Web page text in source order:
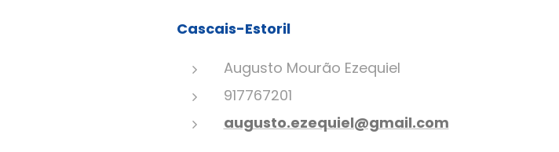
Cascais-Estoril
Augusto Mourão Ezequiel
917767201
augusto.ezequiel@gmail.com